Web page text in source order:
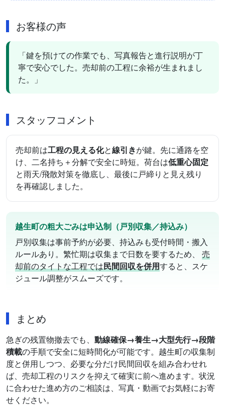
お客様の声
「鍵を預けての作業でも、写真報告と進行説明が丁
寧で安心でした。売却前の工程に余裕が生まれまし
た。」
スタッフコメント
売却前は工程の見える化と線引きが鍵。先に通路を空
け、二名持ち＋分解で安全に時短。荷台は低重心固定
と雨天/飛散対策を徹底し、最後に戸締りと見え残り
を再確認しました。
越生町の粗大ごみは申込制（戸別収集／持込み）
戸別収集は事前予約が必要、持込みも受付時間・搬入
ルールあり。繁忙期は収集まで日数を要するため、 売
却前のタイトな工程では民間回収を併用すると、スケ
ジュール調整がスムーズです。
まとめ
急ぎの残置物撤去でも、 動線確保→養生→大型先行→段階
積載の手順で安全に短時間化が可能です。越生町の収集制
度と併用しつつ、必要な分だけ民間回収を組み合わせれ
ば、売却工程のリスクを抑えて確実に前へ進めます。状況
に合わせた進め方のご相談は、写真・動画でお気軽にお寄
せください。